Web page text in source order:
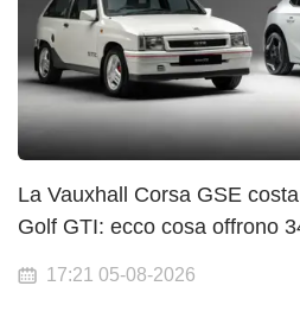
La Vauxhall Corsa GSE
Golf GTI: ecco cosa offrono
17:21 05-08-2026